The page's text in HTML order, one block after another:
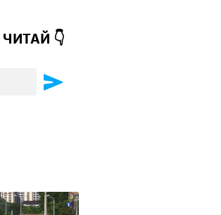
ЧИТАЙ 👇